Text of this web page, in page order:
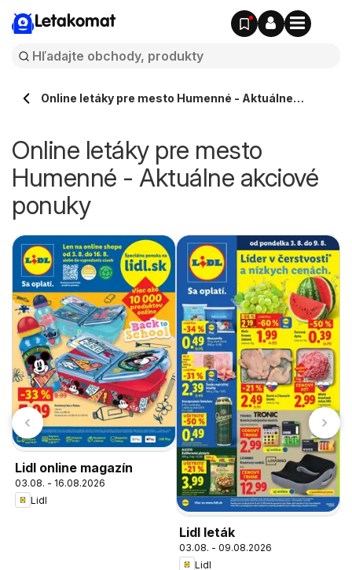
Letakomat
Online letáky pre mesto Humenné - Aktuálne
Online letáky pre mesto
Humenné - Aktuálne akciové
ponuky
Lidl online magazín
03.08. - 16.08.2026
Lidl
Lidl leták
03.08. - 09.08.2026
Lidl